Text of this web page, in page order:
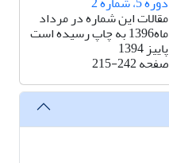
مقالات این شماره در مرداد
ماه1396 به چاپ رسیده است
پاییز 1394
صفحه215-242